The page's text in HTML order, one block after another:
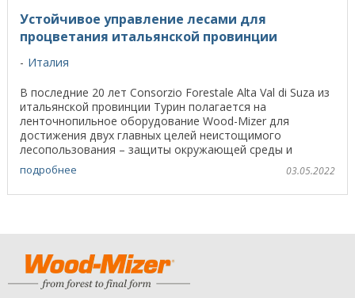
Устойчивое управление лесами для
процветания итальянской провинции
Италия
В последние 20 лет Consorzio Forestale Alta Val di Suza из
итальянской провинции Турин полагается на
ленточнопильное оборудование Wood-Mizer для
достижения двух главных целей неистощимого
лесопользования – защиты окружающей среды и
эффективного ...
подробнее 03.05.2022